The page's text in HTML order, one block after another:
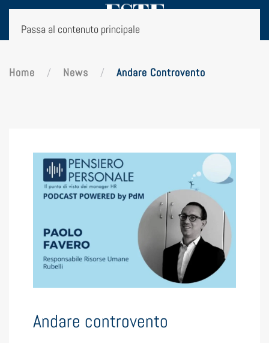
Passa al contenuto principale
Home News Andare Controvento
Andare controvento